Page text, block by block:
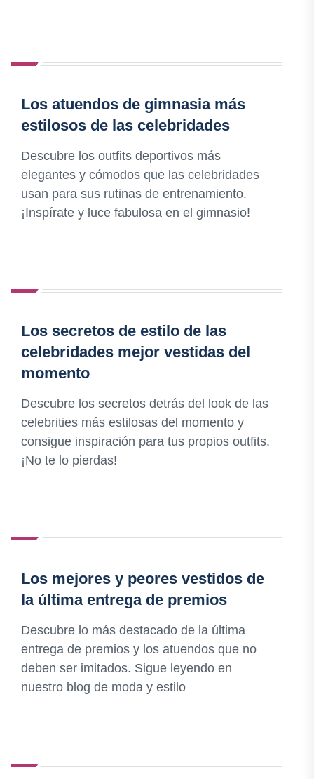
Los atuendos de gimnasia más
estilosos de las celebridades
Descubre los outfits deportivos más
elegantes y cómodos que las celebridades
usan para sus rutinas de entrenamiento.
¡Inspírate y luce fabulosa en el gimnasio!
Los secretos de estilo de las
celebridades mejor vestidas del
momento
Descubre los secretos detrás del look de las
celebrities más estilosas del momento y
consigue inspiración para tus propios outfits.
¡No te lo pierdas!
Los mejores y peores vestidos de
la última entrega de premios
Descubre lo más destacado de la última
entrega de premios y los atuendos que no
deben ser imitados. Sigue leyendo en
nuestro blog de moda y estilo